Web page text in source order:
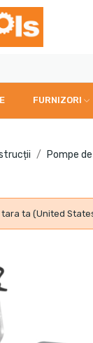
FURNIZORI
Pompe
ta (United